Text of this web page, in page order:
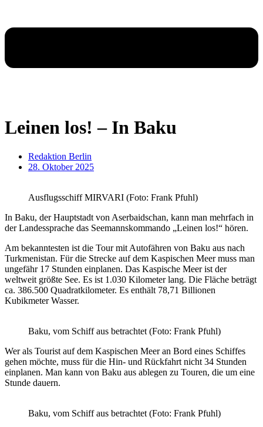
Leinen los! – In Baku
Redaktion Berlin
28. Oktober 2025
Ausflugsschiff MIRVARI (Foto: Frank Pfuhl)
In Baku, der Hauptstadt von Aserbaidschan, kann man mehrfach in
der Landessprache das Seemannskommando „Leinen los!“ hören.
Am bekanntesten ist die Tour mit Autofähren von Baku aus nach
Turkmenistan. Für die Strecke auf dem Kaspischen Meer muss man
ungefähr 17 Stunden einplanen. Das Kaspische Meer ist der
weltweit größte See. Es ist 1.030 Kilometer lang. Die Fläche beträgt
ca. 386.500 Quadratkilometer. Es enthält 78,71 Billionen
Kubikmeter Wasser.
Baku, vom Schiff aus betrachtet (Foto: Frank Pfuhl)
Wer als Tourist auf dem Kaspischen Meer an Bord eines Schiffes
gehen möchte, muss für die Hin- und Rückfahrt nicht 34 Stunden
einplanen. Man kann von Baku aus ablegen zu Touren, die um eine
Stunde dauern.
Baku, vom Schiff aus betrachtet (Foto: Frank Pfuhl)